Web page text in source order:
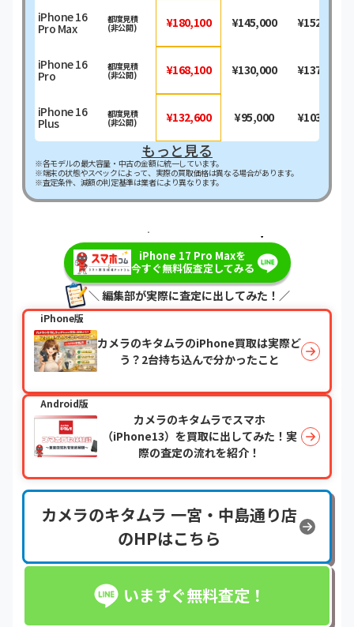
iPhone 16
Pro Max
iPhone 16
Pro
iPhone 16
Plus
都度見積
(非公開)
都度見積
(非公開)
都度見積
(非公開)
¥180,100
¥168,100
¥132,600
¥145,000
¥130,000
¥95,000
¥152,300
¥137,800
¥103,300
もっと見る
※各モデルの最大容量・中古の金額に統一しています。
※端末の状態やスペックによって、実際の買取価格は異なる場合があります。
※査定条件、減額の判定基準は業者により異なります。
＼最短即日・現金で振り込み！／
iPhone 17 Pro Maxを
今すぐ無料仮査定してみる
＼ 編集部が実際に査定に出してみた！／
iPhone版
カメラのキタムラのiPhone買取は実際ど
う？2台持ち込んで分かったこと
Android版
カメラのキタムラでスマホ
（iPhone13）を買取に出してみた！実
際の査定の流れを紹介！
カメラのキタムラ 一宮・中島通り店
のHPはこちら
いますぐ無料査定！